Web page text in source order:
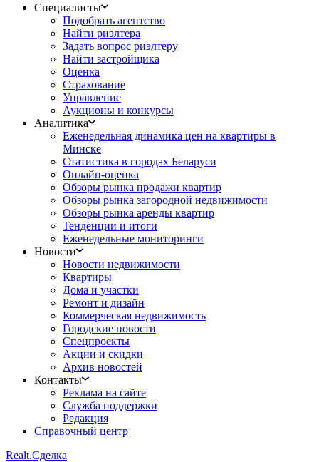
Специалисты
Подобрать агентство
Найти риэлтера
Задать вопрос риэлтеру
Найти застройщика
Оценка
Страхование
Управление
Аукционы и конкурсы
Аналитика
Еженедельная динамика цен на квартиры в
Минске
Статистика в городах Беларуси
Онлайн-оценка
Обзоры рынка продажи квартир
Обзоры рынка загородной недвижимости
Обзоры рынка аренды квартир
Тенденции и итоги
Еженедельные мониторинги
Новости
Новости недвижимости
Квартиры
Дома и участки
Ремонт и дизайн
Коммерческая недвижимость
Городские новости
Спецпроекты
Акции и скидки
Архив новостей
Контакты
Реклама на сайте
Служба поддержки
Редакция
Справочный центр
Realt.Сделка